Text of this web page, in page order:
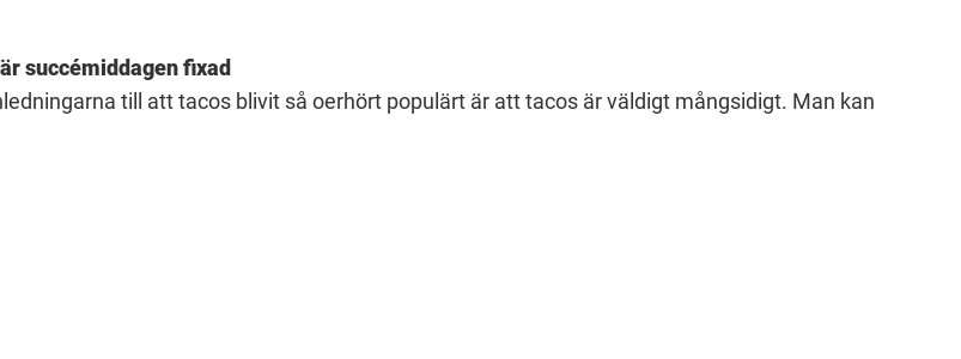
succémiddagen fixad
till att tacos blivit så oerhört populärt är att tacos är väldigt mångsidigt. Man kan